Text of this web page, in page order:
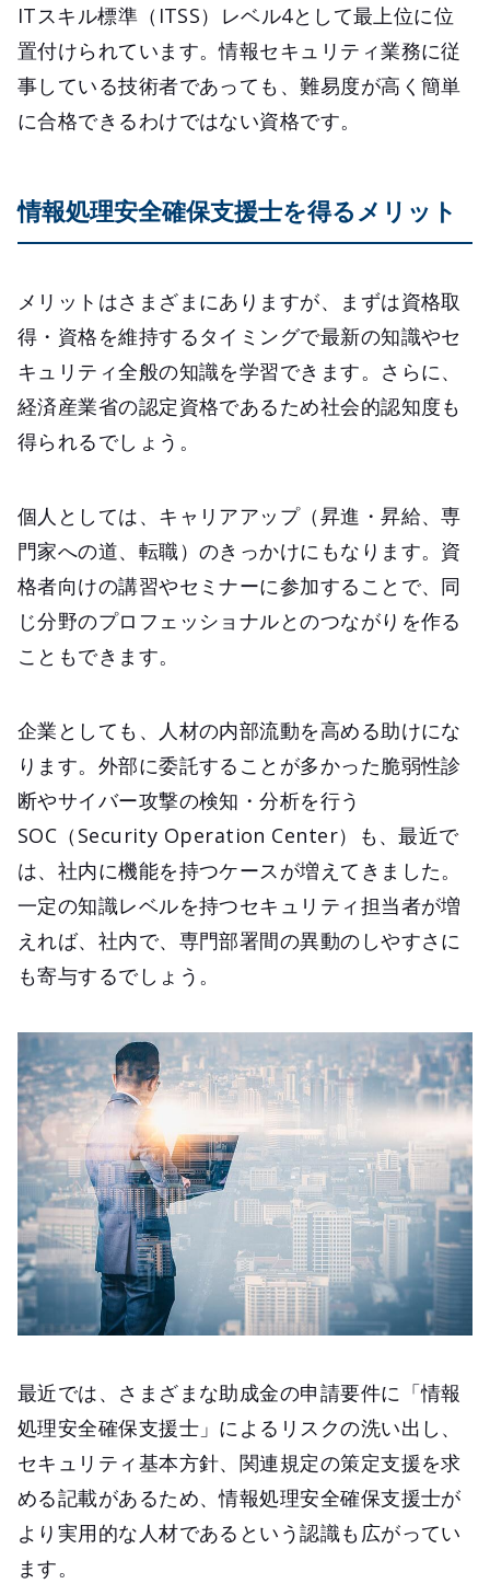
ITスキル標準（ITSS）レベル4として最上位に位
置付けられています。情報セキュリティ業務に従
事している技術者であっても、難易度が高く簡単
に合格できるわけではない資格です。
情報処理安全確保支援士を得るメリット
メリットはさまざまにありますが、まずは資格取
得・資格を維持するタイミングで最新の知識やセ
キュリティ全般の知識を学習できます。さらに、
経済産業省の認定資格であるため社会的認知度も
得られるでしょう。
個人としては、キャリアアップ（昇進・昇給、専
門家への道、転職）のきっかけにもなります。資
格者向けの講習やセミナーに参加することで、同
じ分野のプロフェッショナルとのつながりを作る
こともできます。
企業としても、人材の内部流動を高める助けにな
ります。外部に委託することが多かった脆弱性診
断やサイバー攻撃の検知・分析を行う
SOC（Security Operation Center）も、最近で
は、社内に機能を持つケースが増えてきました。
一定の知識レベルを持つセキュリティ担当者が増
えれば、社内で、専門部署間の異動のしやすさに
も寄与するでしょう。
最近では、さまざまな助成金の申請要件に「情報
処理安全確保支援士」によるリスクの洗い出し、
セキュリティ基本方針、関連規定の策定支援を求
める記載があるため、情報処理安全確保支援士が
より実用的な人材であるという認識も広がってい
ます。